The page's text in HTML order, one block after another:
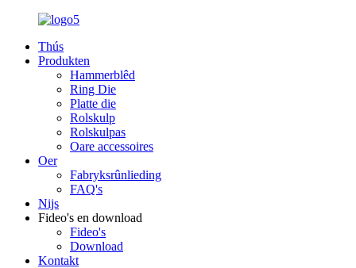
Thús
Produkten
Hammerblêd
Ring Die
Platte die
Rolskulp
Rolskulpas
Oare accessoires
Oer
Fabryksrûnlieding
FAQ's
Nijs
Fideo's en download
Fideo's
Download
Kontakt